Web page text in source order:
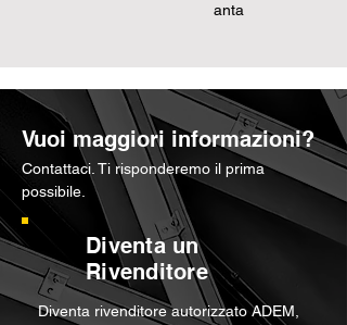
anta
Vuoi maggiori informazioni?
Contattaci. Ti risponderemo il prima
possibile.
Diventa un
Rivenditore
Diventa rivenditore autorizzato ADEM,